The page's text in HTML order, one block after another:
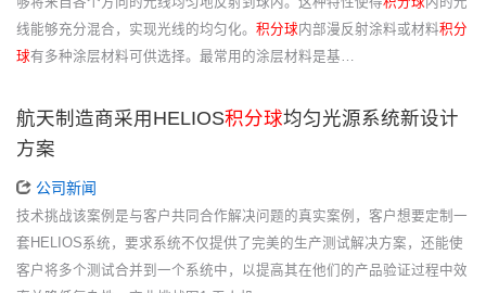
线能够充分混合，实现光线的均匀化。 积分球 内部漫反射涂料或材料积分
球有多种涂层材料可供选择。最常用的涂层材料是基…
航天制造商采用HELIOS积分球均匀光源系统新设计
方案
公司新闻
技术挑战该案例是与客户共同合作解决问题的真实案例，客户想要定制一
套HELIOS系统，要求系统不仅提供了完美的生产测试解决方案，还能使
客户将多个测试合并到一个系统中，以提高其在他们的产品验证过程中效